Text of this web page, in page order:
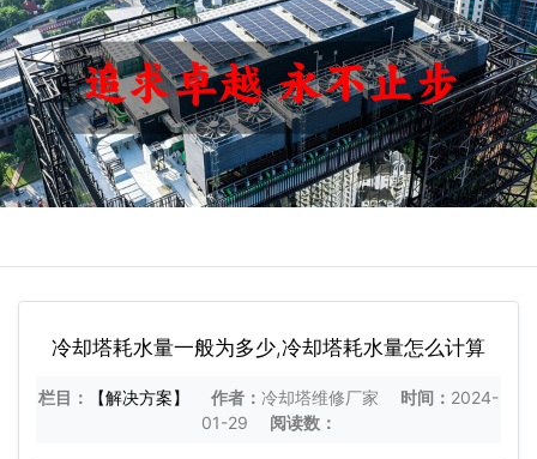
冷却塔耗水量一般为多少,冷却塔耗水量怎么计算
栏目： 【解决方案】 作者： 冷却塔维修厂家 时间： 2024-
01-29
阅读数：